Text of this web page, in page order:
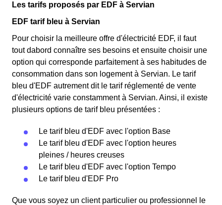
Les tarifs proposés par EDF à Servian
EDF tarif bleu à Servian
Pour choisir la meilleure offre d'électricité EDF, il faut
tout dabord connaître ses besoins et ensuite choisir une
option qui corresponde parfaitement à ses habitudes de
consommation dans son logement à Servian. Le tarif
bleu d'EDF autrement dit le tarif réglementé de vente
d'électricité varie constamment à Servian. Ainsi, il existe
plusieurs options de tarif bleu présentées :
Le tarif bleu d'EDF avec l'option Base
Le tarif bleu d'EDF avec l'option heures
pleines / heures creuses
Le tarif bleu d'EDF avec l'option Tempo
Le tarif bleu d'EDF Pro
Que vous soyez un client particulier ou professionnel le